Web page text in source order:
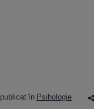
publicat în Psihologie